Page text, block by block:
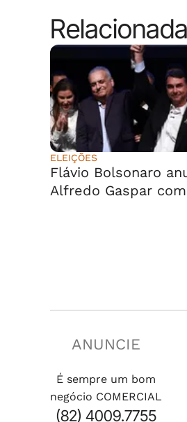
ELEIÇÕES
Flávio Bolsonaro
Alfredo Gaspar
ANUNCIE
É sempre um bom
negócio COMERCIAL
(82) 4009.7755